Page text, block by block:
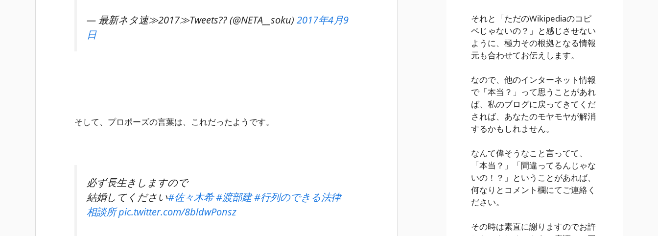
— 最新ネタ速≫2017≫Tweets?? (@NETA__soku) 2017年4月9
日
そして、プロポーズの言葉は、これだったようです。
必ず長生きしますので
結婚してください#佐々木希#渡部建#行列のできる法律
相談所pic.twitter.com/8bldwPonsz
それと「ただのWikipediaのコピ
ペじゃないの？」と感じさせない
ように、極力その根拠となる情報
元も合わせてお伝えします。
なので、他のインターネット情報
で「本当？」って思うことがあれ
ば、私のブログに戻ってきてくだ
されば、あなたのモヤモヤが解消
するかもしれません。
なんて偉そうなこと言ってて、
「本当？」「間違ってるんじゃな
いの！？」ということがあれば、
何なりとコメント欄にてご連絡く
ださい。
その時は素直に謝りますのでお許